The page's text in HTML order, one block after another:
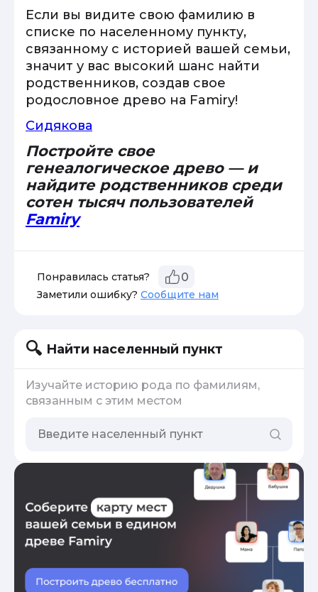
Если вы видите свою фамилию в
списке по населенному пункту,
связанному с историей вашей семьи,
значит у вас высокий шанс найти
родственников, создав свое
родословное древо на Famiry!
Сидякова
Постройте свое
генеалогическое древо — и
найдите родственников среди
сотен тысяч пользователей
Famiry
Понравилась статья? 0
Заметили ошибку? Сообщите нам
Найти населенный пункт
Изучайте историю рода по фамилиям,
связанным с этим местом